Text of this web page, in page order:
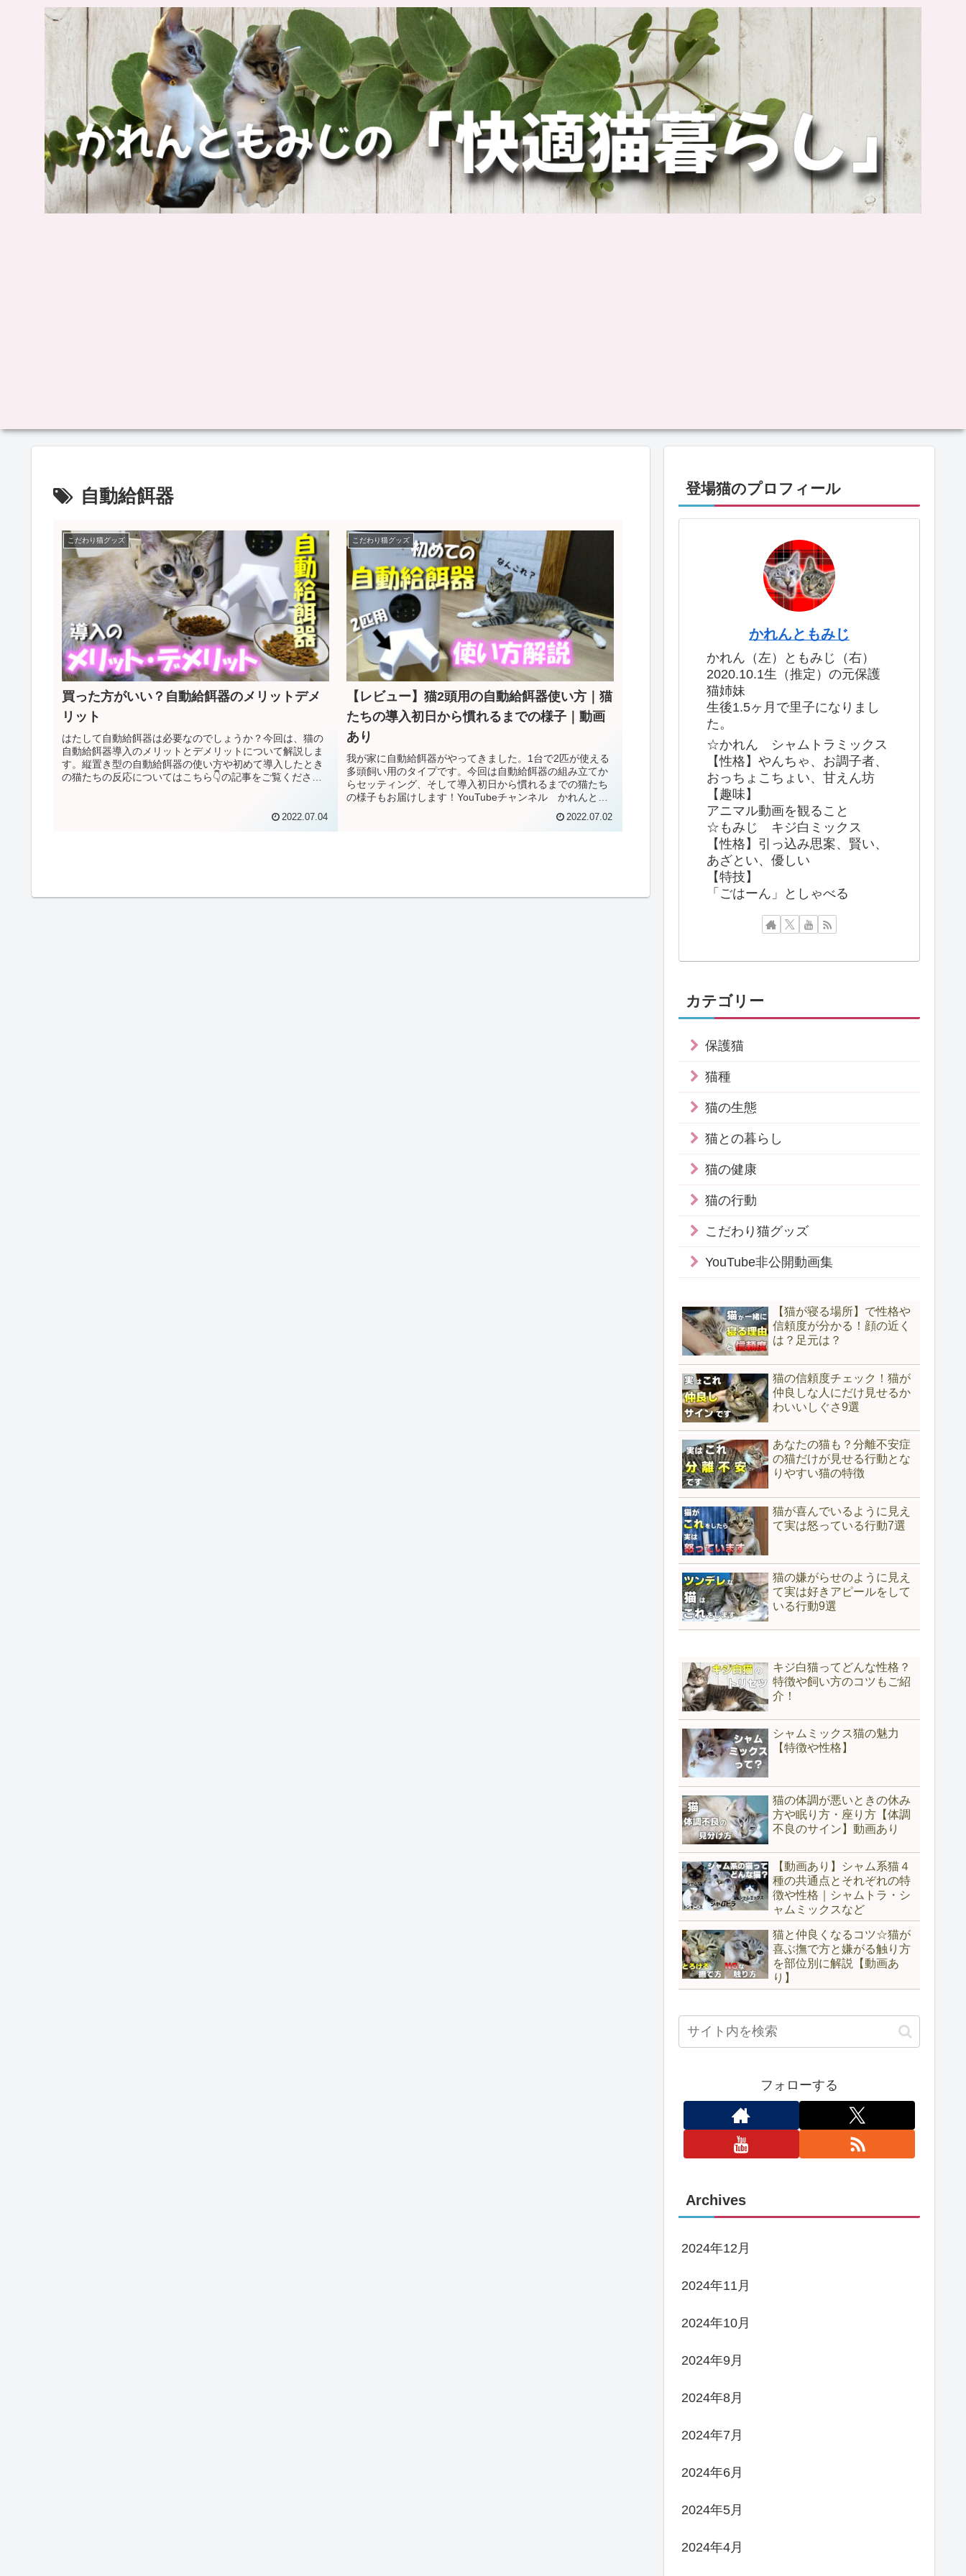
自動給餌器
こだわり猫グッズ
買った方がいい？自動給餌器のメリットデメ
リット
はたして自動給餌器は必要なのでしょうか？今回は、猫の
自動給餌器導入のメリットとデメリットについて解説しま
す。縦置き型の自動給餌器の使い方や初めて導入したとき
の猫たちの反応についてはこちら👇の記事をご覧くださ
2022.07.04
こだわり猫グッズ
【レビュー】猫2頭用の自動給餌器使い方｜猫
たちの導入初日から慣れるまでの様子｜動画
あり
我が家に自動給餌器がやってきました。1台で2匹が使える
多頭飼い用のタイプです。今回は自動給餌器の組み立てか
らセッティング、そして導入初日から慣れるまでの猫たち
の様子もお届けします！YouTubeチャンネル かれんとも
2022.07.02
登場猫のプロフィール
かれんともみじ
かれん（左）ともみじ（右）
2020.10.1生（推定）の元保護
猫姉妹
生後1.5ヶ月で里子になりまし
た。
☆かれん シャムトラミックス
【性格】やんちゃ、お調子者、
おっちょこちょい、甘えん坊
【趣味】
アニマル動画を観ること
☆もみじ キジ白ミックス
【性格】引っ込み思案、賢い、
あざとい、優しい
【特技】
「ごはーん」としゃべる
カテゴリー
保護猫
猫種
猫の生態
猫との暮らし
猫の健康
猫の行動
こだわり猫グッズ
YouTube非公開動画集
【猫が寝る場所】で性格や
信頼度が分かる！顔の近く
は？足元は？
猫の信頼度チェック！猫が
仲良しな人にだけ見せるか
わいいしぐさ9選
あなたの猫も？分離不安症
の猫だけが見せる行動とな
りやすい猫の特徴
猫が喜んでいるように見え
て実は怒っている行動7選
猫の嫌がらせのように見え
て実は好きアピールをして
いる行動9選
キジ白猫ってどんな性格？
特徴や飼い方のコツもご紹
介！
シャムミックス猫の魅力
【特徴や性格】
猫の体調が悪いときの休み
方や眠り方・座り方【体調
不良のサイン】動画あり
【動画あり】シャム系猫４
種の共通点とそれぞれの特
徴や性格｜シャムトラ・シ
ャムミックスなど
猫と仲良くなるコツ☆猫が
喜ぶ撫で方と嫌がる触り方
を部位別に解説【動画あ
り】
フォローする
Archives
2024年12月
2024年11月
2024年10月
2024年9月
2024年8月
2024年7月
2024年6月
2024年5月
2024年4月